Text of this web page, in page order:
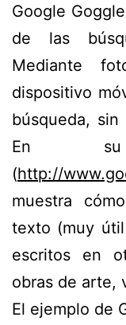
Google
de las
Mediante
dispositivo
búsqueda,
En
(http://
muestra
texto (muy
escritos en
obras de arte,
El ejemplo de